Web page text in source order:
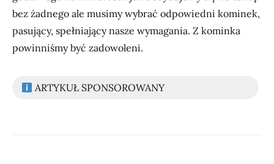
bez żadnego ale musimy wybrać odpowiedni kominek,
pasujący, spełniający nasze wymagania. Z kominka
powinniśmy być zadowoleni.
ARTYKUŁ SPONSOROWANY